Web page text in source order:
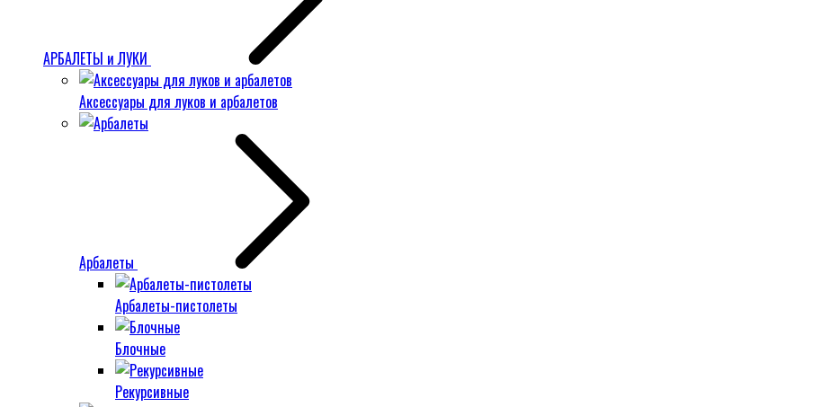
АРБАЛЕТЫ и ЛУКИ
Аксессуары для луков и арбалетов
Арбалеты
Арбалеты-пистолеты
Блочные
Рекурсивные